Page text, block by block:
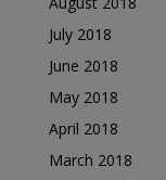
July 2018
June 2018
May 2018
April 2018
March 2018